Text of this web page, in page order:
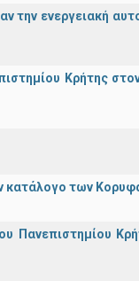
την ενεργειακή
Κρήτης
των
Πανεπιστημίου